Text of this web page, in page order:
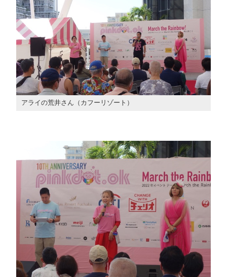
アライの荒井さん（カフーリゾート）